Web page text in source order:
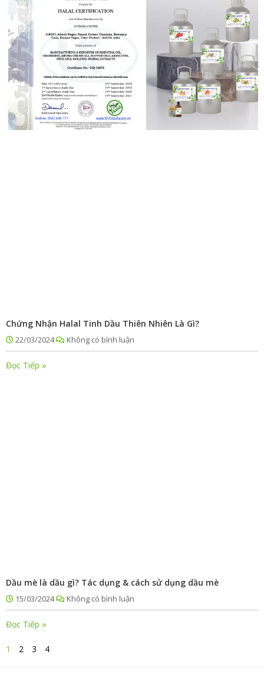
Chứng Nhận Halal Tinh Dầu Thiên Nhiên Là Gì?
22/03/2024 Không có bình luận
Đọc Tiếp »
Dầu mè là dầu gì? Tác dụng & cách sử dụng dầu mè
15/03/2024 Không có bình luận
Đọc Tiếp »
1 2 3 4